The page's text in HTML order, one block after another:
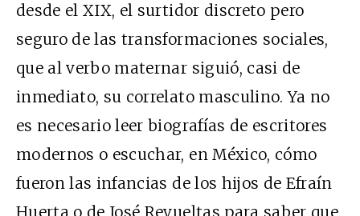
desde el XIX, el surtidor discreto pero
seguro de las transformaciones sociales,
que al verbo maternar siguió, casi de
inmediato, su correlato masculino. Ya no
es necesario leer biografías de escritores
modernos o escuchar, en México, cómo
fueron las infancias de los hijos de Efraín